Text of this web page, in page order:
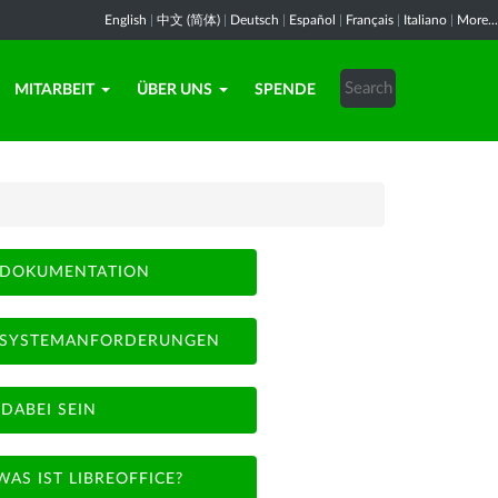
English 中文 (简体) Deutsch Español Français Italiano More...
MITARBEIT ÜBER UNS SPENDE
DOKUMENTATION
SYSTEMANFORDERUNGEN
DABEI SEIN
IST LIBREOFFICE?